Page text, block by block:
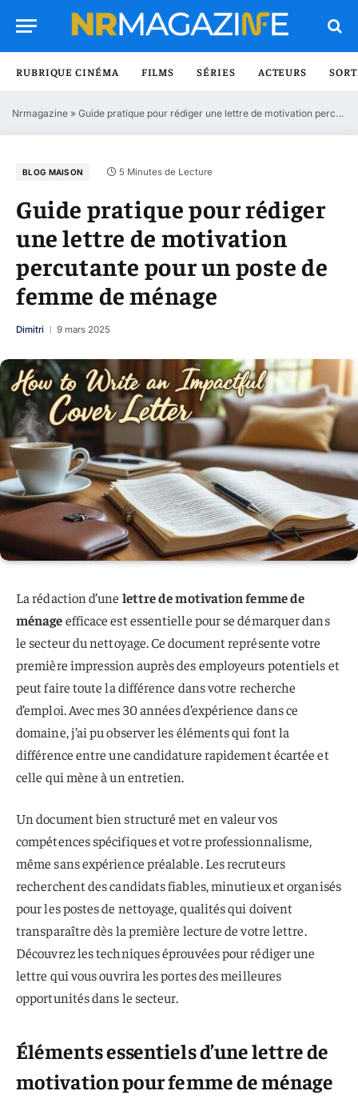
RUBRIQUE CINÉMA FILMS SÉRIES ACTEURS
Nrmagazine » Guide pratique pour rédiger une lettre de motivation percutante pour un poste de femme de ménage
BLOG MAISON 5 Minutes de Lecture
Guide pratique pour rédiger
une lettre de motivation
percutante pour un poste de
femme de ménage
Dimitri 9 mars 2025
La rédaction d’une lettre de motivation femme de
ménageefficace est essentielle pour se démarquer dans
le secteur du nettoyage. Ce document représente votre
première impression auprès des employeurs potentiels et
peut faire toute la différence dans votre recherche
d’emploi. Avec mes 30 années d’expérience dans ce
domaine, j’ai pu observer les éléments qui font la
différence entre une candidature rapidement écartée et
celle qui mène à un entretien.
Un document bien structuré met en valeur vos
compétences spécifiques et votre professionnalisme,
même sans expérience préalable. Les recruteurs
recherchent des candidats fiables, minutieux et organisés
pour les postes de nettoyage, qualités qui doivent
transparaître dès la première lecture de votre lettre.
Découvrez les techniques éprouvées pour rédiger une
lettre qui vous ouvrira les portes des meilleures
opportunités dans le secteur.
Éléments essentiels d’une lettre de
motivation pour femme de ménage